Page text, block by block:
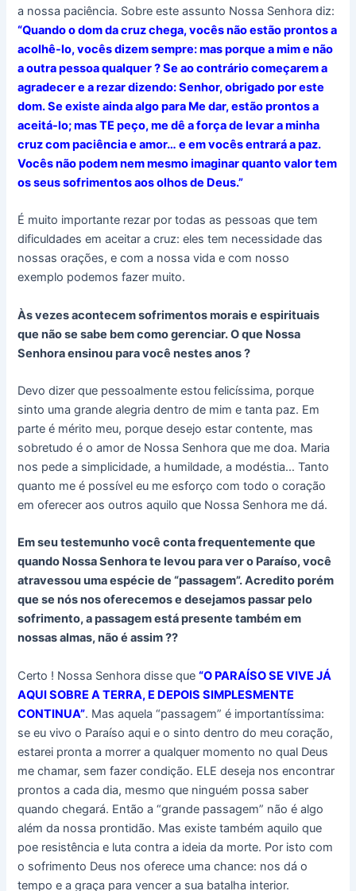
a nossa paciência. Sobre este assunto Nossa Senhora diz:
“Quando o dom da cruz chega, vocês não estão prontos a
acolhê-lo, vocês dizem sempre: mas porque a mim e não
a outra pessoa qualquer ? Se ao contrário começarem a
agradecer e a rezar dizendo: Senhor, obrigado por este
dom. Se existe ainda algo para Me dar, estão prontos a
aceitá-lo; mas TE peço, me dê a força de levar a minha
cruz com paciência e amor… e em vocês entrará a paz.
Vocês não podem nem mesmo imaginar quanto valor tem
os seus sofrimentos aos olhos de Deus.”
É muito importante rezar por todas as pessoas que tem
dificuldades em aceitar a cruz: eles tem necessidade das
nossas orações, e com a nossa vida e com nosso
exemplo podemos fazer muito.
Às vezes acontecem sofrimentos morais e espirituais
que não se sabe bem como gerenciar. O que Nossa
Senhora ensinou para você nestes anos ?
Devo dizer que pessoalmente estou felicíssima, porque
sinto uma grande alegria dentro de mim e tanta paz. Em
parte é mérito meu, porque desejo estar contente, mas
sobretudo é o amor de Nossa Senhora que me doa. Maria
nos pede a simplicidade, a humildade, a modéstia… Tanto
quanto me é possível eu me esforço com todo o coração
em oferecer aos outros aquilo que Nossa Senhora me dá.
Em seu testemunho você conta frequentemente que
quando Nossa Senhora te levou para ver o Paraíso, você
atravessou uma espécie de “passagem”. Acredito porém
que se nós nos oferecemos e desejamos passar pelo
sofrimento, a passagem está presente também em
nossas almas, não é assim ??
Certo ! Nossa Senhora disse que“O PARAÍSO SE VIVE JÁ
AQUI SOBRE A TERRA, E DEPOIS SIMPLESMENTE
CONTINUA”. Mas aquela “passagem” é importantíssima:
se eu vivo o Paraíso aqui e o sinto dentro do meu coração,
estarei pronta a morrer a qualquer momento no qual Deus
me chamar, sem fazer condição. ELE deseja nos encontrar
prontos a cada dia, mesmo que ninguém possa saber
quando chegará. Então a “grande passagem” não é algo
além da nossa prontidão. Mas existe também aquilo que
poe resistência e luta contra a ideia da morte. Por isto com
o sofrimento Deus nos oferece uma chance: nos dá o
tempo e a graça para vencer a sua batalha interior.